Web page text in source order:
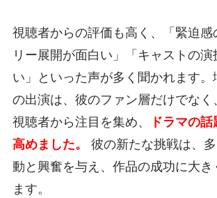
視聴者からの評価も高く、「緊迫感
リー展開が面白い」「キャストの演
い」といった声が多く聞かれます。
の出演は、彼のファン層だけでなく
視聴者から注目を集め、
ドラマの
高めました。
彼の新たな挑戦は、
動と興奮を与え、作品の成功に大き
ます。